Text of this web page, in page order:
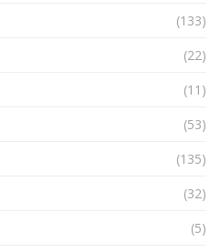
(133)
(22)
(11)
(53)
(135)
(32)
(5)